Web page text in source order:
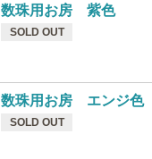
数珠用お房 紫色
SOLD OUT
数珠用お房 エンジ色
SOLD OUT